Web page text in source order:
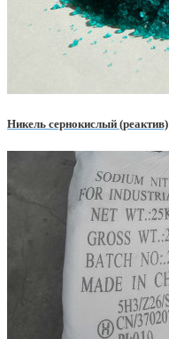
Никель сернокислый (реактив)